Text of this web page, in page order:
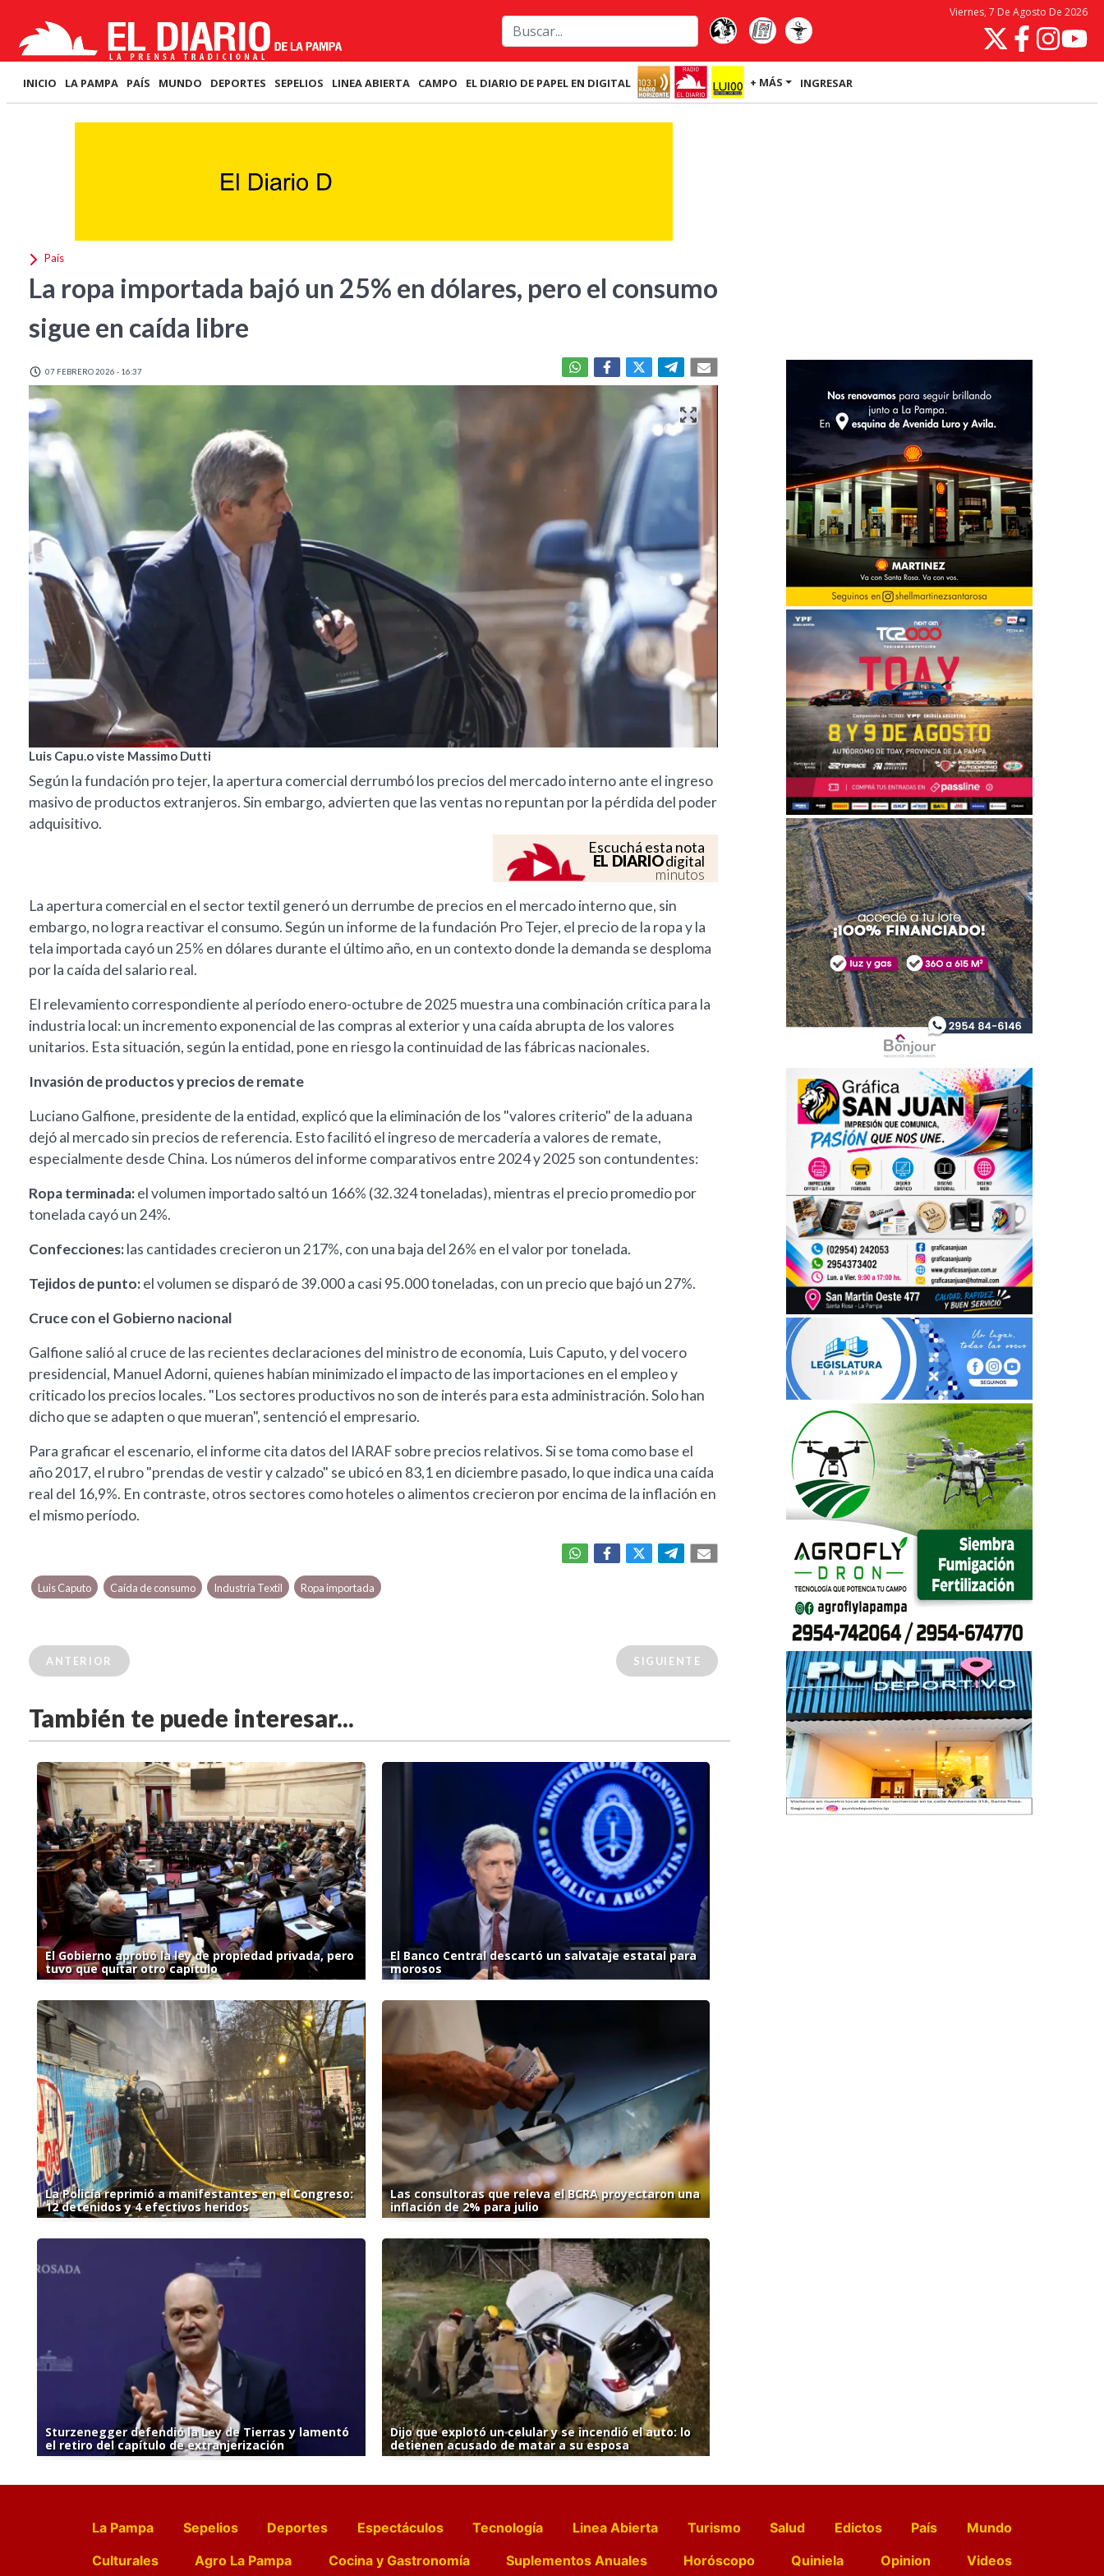
Viernes, 7 De Agosto De 2026
INICIO LA PAMPA PAÍS MUNDO DEPORTES SEPELIOS LINEA ABIERTA CAMPO EL DIARIO DE PAPEL EN DIGITAL + MÁS INGRESAR
País
La ropa importada bajó un 25% en dólares, pero el consumo
sigue en caída libre
07 FEBRERO 2026 - 16:37
Luis Capu.o viste Massimo Dutti
Según la fundación pro tejer, la apertura comercial derrumbó los precios del mercado interno ante el ingreso
masivo de productos extranjeros. Sin embargo, advierten que las ventas no repuntan por la pérdida del poder
adquisitivo.
Escuchá esta nota
EL DIARIOdigital
minutos
La apertura comercial en el sector textil generó un derrumbe de precios en el mercado interno que, sin
embargo, no logra reactivar el consumo. Según un informe de la fundación Pro Tejer, el precio de la ropa y la
tela importada cayó un 25% en dólares durante el último año, en un contexto donde la demanda se desploma
por la caída del salario real.
El relevamiento correspondiente al período enero-octubre de 2025 muestra una combinación crítica para la
industria local: un incremento exponencial de las compras al exterior y una caída abrupta de los valores
unitarios. Esta situación, según la entidad, pone en riesgo la continuidad de las fábricas nacionales.
Invasión de productos y precios de remate
Luciano Galfione, presidente de la entidad, explicó que la eliminación de los "valores criterio" de la aduana
dejó al mercado sin precios de referencia. Esto facilitó el ingreso de mercadería a valores de remate,
especialmente desde China. Los números del informe comparativos entre 2024 y 2025 son contundentes:
Ropa terminada:el volumen importado saltó un 166% (32.324 toneladas), mientras el precio promedio por
tonelada cayó un 24%.
Confecciones:las cantidades crecieron un 217%, con una baja del 26% en el valor por tonelada.
Tejidos de punto:el volumen se disparó de 39.000 a casi 95.000 toneladas, con un precio que bajó un 27%.
Cruce con el Gobierno nacional
Galfione salió al cruce de las recientes declaraciones del ministro de economía, Luis Caputo, y del vocero
presidencial, Manuel Adorni, quienes habían minimizado el impacto de las importaciones en el empleo y
criticado los precios locales. "Los sectores productivos no son de interés para esta administración. Solo han
dicho que se adapten o que mueran", sentenció el empresario.
Para graficar el escenario, el informe cita datos del IARAF sobre precios relativos. Si se toma como base el
año 2017, el rubro "prendas de vestir y calzado" se ubicó en 83,1 en diciembre pasado, lo que indica una caída
real del 16,9%. En contraste, otros sectores como hoteles o alimentos crecieron por encima de la inflación en
el mismo período.
Luis Caputo Caída de consumo Industria Textil Ropa importada
ANTERIOR SIGUIENTE
También te puede interesar...
El Gobierno aprobó la ley de propiedad privada, pero
tuvo que quitar otro capítulo
El Banco Central descartó un salvataje estatal para
morosos
La Policía reprimió a manifestantes en el Congreso:
12 detenidos y 4 efectivos heridos
Las consultoras que releva el BCRA proyectaron una
inflación de 2% para julio
Sturzenegger defendió la Ley de Tierras y lamentó
el retiro del capítulo de extranjerización
Dijo que explotó un celular y se incendió el auto: lo
detienen acusado de matar a su esposa
La Pampa Sepelios Deportes Espectáculos Tecnología Linea Abierta Turismo Salud Edictos País
Mundo
Culturales
Agro La Pampa Cocina y Gastronomía Suplementos Anuales Horóscopo Quiniela Opinion Videos